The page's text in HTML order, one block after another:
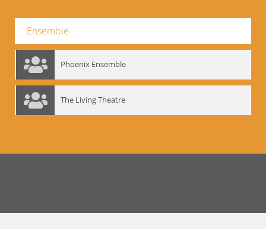
Ensemble
Phoenix Ensemble
The Living Theatre